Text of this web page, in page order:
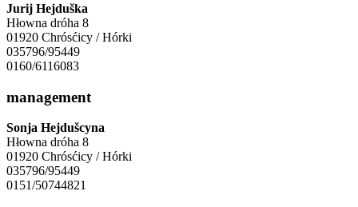
Jurij Hejduška
Hłowna dróha 8
01920 Chrósćicy / Hórki
035796/95449
0160/6116083
management
Sonja Hejdušcyna
Hłowna dróha 8
01920 Chrósćicy / Hórki
035796/95449
0151/50744821